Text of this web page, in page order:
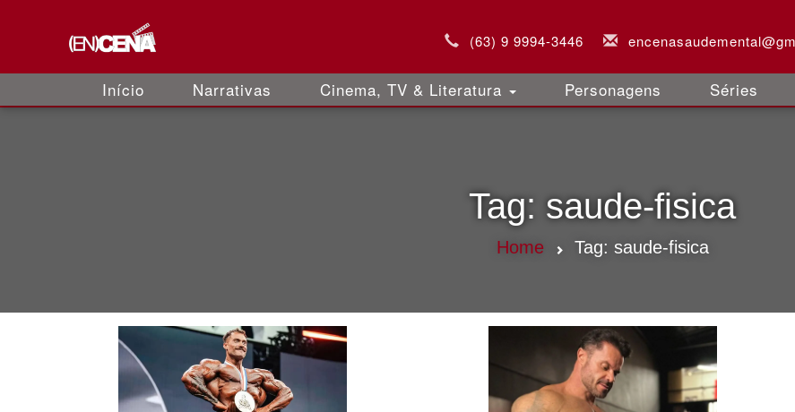
(63) 9 9994-3446
Início Narrativas Cinema, TV & Literatura Personagens Séries
Tag: saude-fisica
Home Tag: saude-fisica